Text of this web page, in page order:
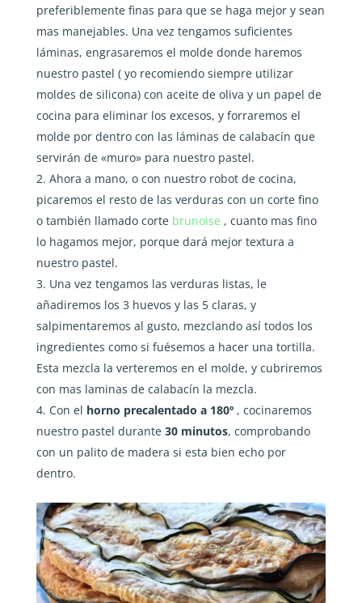
preferiblemente finas para que se haga mejor y sean
mas manejables. Una vez tengamos suficientes
láminas, engrasaremos el molde donde haremos
nuestro pastel ( yo recomiendo siempre utilizar
moldes de silicona) con aceite de oliva y un papel de
cocina para eliminar los excesos, y forraremos el
molde por dentro con las láminas de calabacín que
servirán de «muro» para nuestro pastel.
Ahora a mano, o con nuestro robot de cocina,
picaremos el resto de las verduras con un corte fino
o también llamado corte brunoise , cuanto mas fino
lo hagamos mejor, porque dará mejor textura a
nuestro pastel.
Una vez tengamos las verduras listas, le
añadiremos los 3 huevos y las 5 claras, y
salpimentaremos al gusto, mezclando así todos los
ingredientes como si fuésemos a hacer una tortilla.
Esta mezcla la verteremos en el molde, y cubriremos
con mas laminas de calabacín la mezcla.
Con el horno precalentado a 180º, cocinaremos
nuestro pastel durante 30 minutos, comprobando
con un palito de madera si esta bien echo por
dentro.